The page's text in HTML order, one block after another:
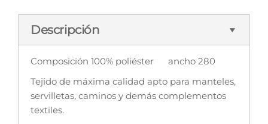
Descripción
Composición 100% poliéster ancho 280
Tejido de máxima calidad apto para manteles,
servilletas, caminos y demás complementos
textiles.